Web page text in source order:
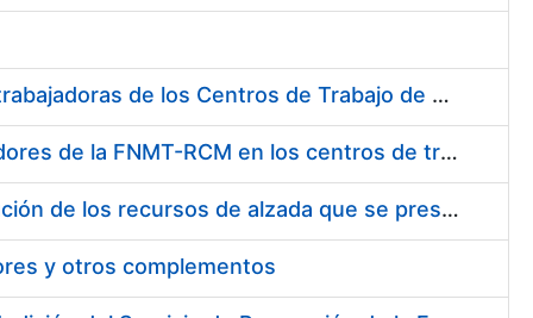
Suministro de Protectores Auditivos a medida para las personas trabajadoras de los Centros de Trabajo de Madrid y Burgos
Suministro de gafas graduadas antiproyecciones para los trabajadores de la FNMT-RCM en los centros de trabajo de Madrid y Burgos
Servicios de una empresa externa para el asesoramiento y resolución de los recursos de alzada que se presentan relacionados con procesos de selección para la FNMT-RCM
y otros complementos